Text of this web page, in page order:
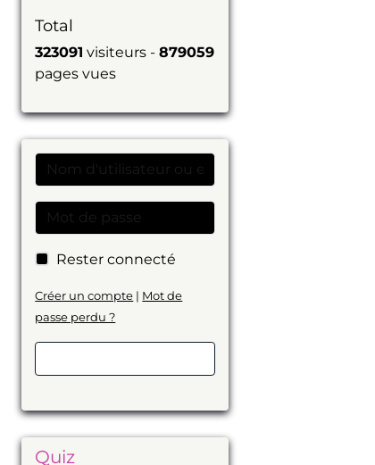
Total
323091 visiteurs -879059
pages vues
Rester connecté
Créer un compte | Mot de
passe perdu ?
Quiz